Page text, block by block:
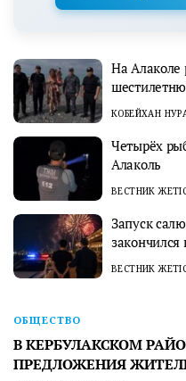
На Алаколе
КОБЕЙХАН
Четырёх
Алаколь
ВЕСТНИК
Запуск
ВЕСТНИК
ОБЩЕСТВО
В КЕРБУЛАКСКОМ
ПРЕДЛОЖЕНИЯ